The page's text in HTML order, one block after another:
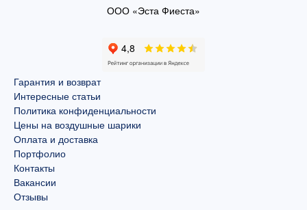
ООО «Эста Фиеста»
Гарантия и возврат
Интересные статьи
Политика конфиденциальности
Цены на воздушные шарики
Оплата и доставка
Портфолио
Контакты
Вакансии
Отзывы